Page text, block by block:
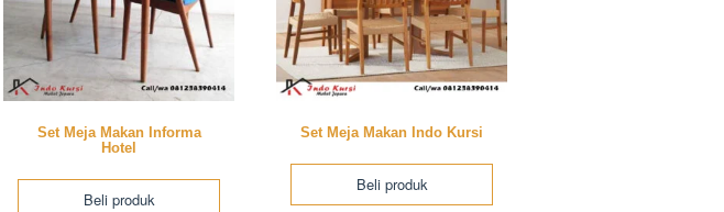
Set Meja Makan Informa
Hotel
Beli produk
Set Meja Makan Indo Kursi
Beli produk